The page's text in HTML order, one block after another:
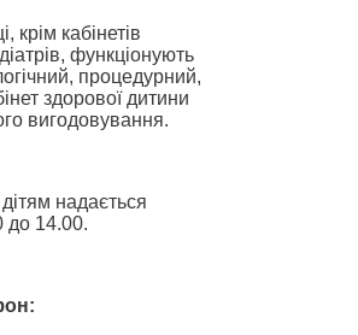
крім кабінетів
функціонують
процедурний,
здорової дитини
вигодовування.
надається
до 14.00.